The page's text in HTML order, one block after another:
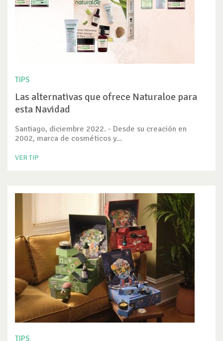
TIPS
Las alternativas que ofrece Naturaloe para
esta Navidad
Santiago, diciembre 2022. - Desde su creación en
2002, marca de cosméticos y...
VER TIP
TIPS